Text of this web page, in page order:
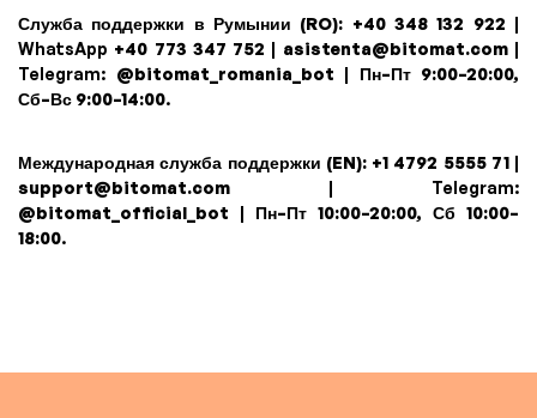
Служба поддержки в Румынии (RO): +40 348 132 922 |
WhatsApp +40 773 347 752 | asistenta@bitomat.com|
Telegram: @bitomat_romania_bot | Пн–Пт 9:00–20:00,
Сб–Вс 9:00–14:00.
Международная служба поддержки (EN): +1 4792 5555 71|
support@bitomat.com | Telegram:
@bitomat_official_bot | Пн–Пт 10:00–20:00, Сб 10:00–
18:00.